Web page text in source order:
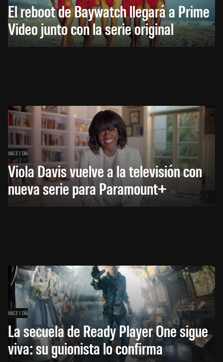
El reboot de Baywatch llegará a Prime
Video junto con la serie original
HACE 1 DÍA
Viola Davis vuelve a la televisión con
nueva serie para Paramount+
HACE 1 DÍA
La secuela de Ready Player One sigue
viva: su guionista lo confirma